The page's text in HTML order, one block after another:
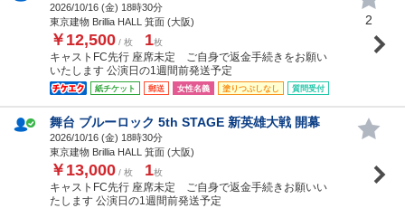
2026/10/16 (金) 18時30分
東京建物 Brillia HALL 箕面 (大阪)
￥12,500 / 枚 1枚
キャストFC先行 座席未定 ご自身で返金手続きをお願い
いたします 公演日の1週間前発送予定
紙チケット 郵送 女性名義 塗りつぶしなし 質問受付
2
舞台 ブルーロック 5th STAGE 新英雄大戦 開幕
2026/10/16 (金) 18時30分
東京建物 Brillia HALL 箕面 (大阪)
￥13,000 / 枚 1枚
キャストFC先行 座席未定 ご自身で返金手続きお願いい
たします 公演日の1週間前発送予定